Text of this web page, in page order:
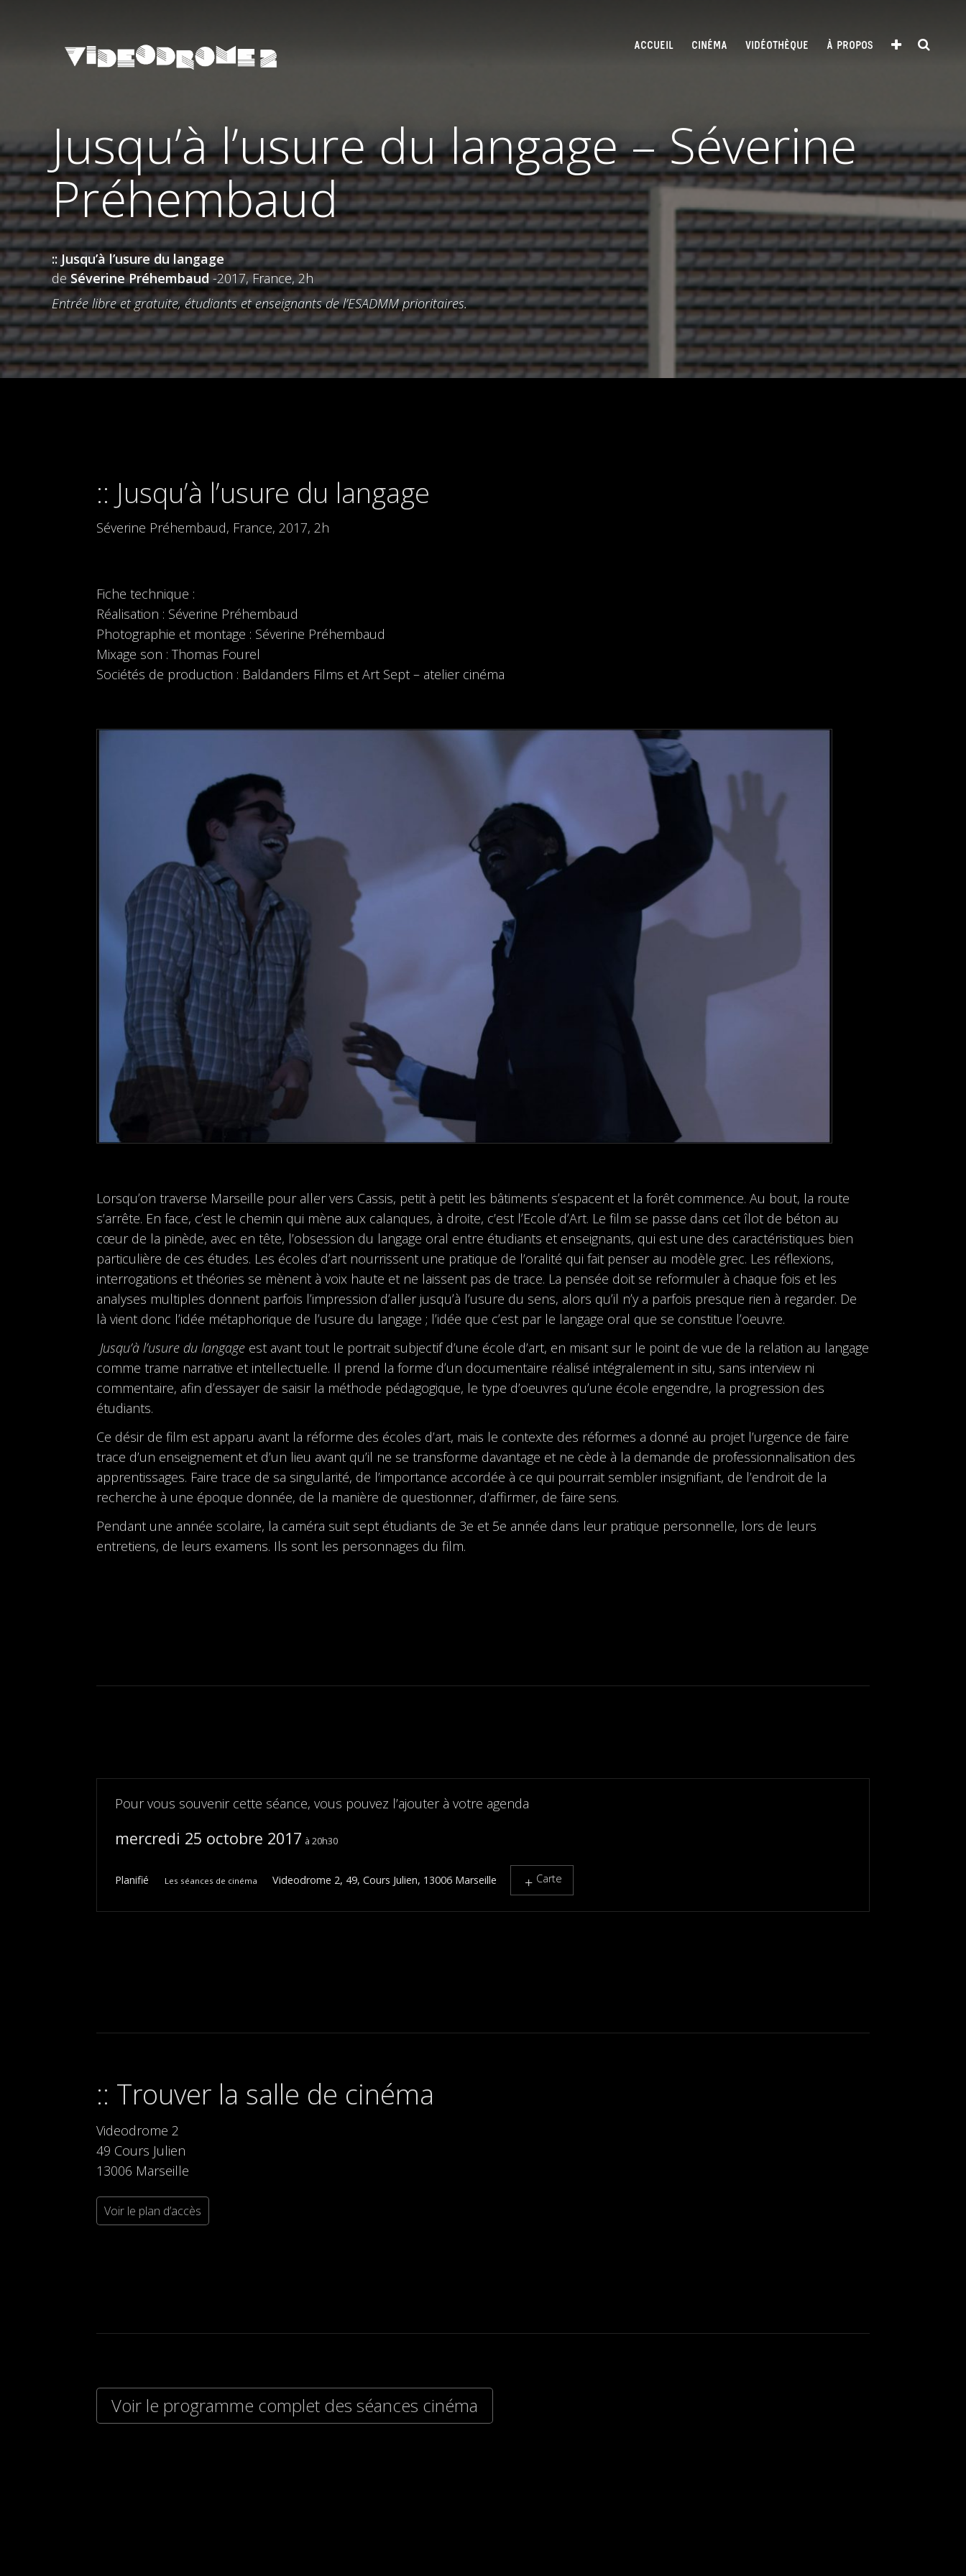
ACCUEIL CINÉMA VIDÉOTHÈQUE À PROPOS
Jusqu’à l’usure du langage – Séverine
Préhembaud
:: Jusqu’à l’usure du langage
deSéverine Préhembaud-2017, France, 2h
Entrée libre et gratuite, étudiants et enseignants de l’ESADMM prioritaires.
Jusqu’à l’usure du langage
Séverine Préhembaud, France, 2017, 2h
Fiche technique :
Réalisation : Séverine Préhembaud
Photographie et montage : Séverine Préhembaud
Mixage son : Thomas Fourel
Sociétés de production : Baldanders Films et Art Sept – atelier cinéma
Lorsquʼon traverse Marseille pour aller vers Cassis, petit à petit les bâtiments sʼespacent et la forêt commence. Au bout, la route
s’arrête. En face, cʼest le chemin qui mène aux calanques, à droite, c’est lʼEcole dʼArt. Le film se passe dans cet îlot de béton au
cœur de la pinède, avec en tête, l’obsession du langage oral entre étudiants et enseignants, qui est une des caractéristiques bien
particulière de ces études. Les écoles dʼart nourrissent une pratique de l’oralité qui fait penser au modèle grec. Les réflexions,
interrogations et théories se mènent à voix haute et ne laissent pas de trace. La pensée doit se reformuler à chaque fois et les
analyses multiples donnent parfois lʼimpression dʼaller jusquʼà lʼusure du sens, alors quʼil nʼy a parfois presque rien à regarder. De
là vient donc lʼidée métaphorique de lʼusure du langage ; lʼidée que cʼest par le langage oral que se constitue lʼoeuvre.
Jusqu’à l’usure du langage est avant tout le portrait subjectif d’une école d’art, en misant sur le point de vue de la relation au langage
comme trame narrative et intellectuelle. Il prend la forme dʼun documentaire réalisé intégralement in situ, sans interview ni
commentaire, afin dʼessayer de saisir la méthode pédagogique, le type d’oeuvres quʼune école engendre, la progression des
étudiants.
Ce désir de film est apparu avant la réforme des écoles d’art, mais le contexte des réformes a donné au projet l’urgence de faire
trace d’un enseignement et d’un lieu avant qu’il ne se transforme davantage et ne cède à la demande de professionnalisation des
apprentissages. Faire trace de sa singularité, de l’importance accordée à ce qui pourrait sembler insignifiant, de l’endroit de la
recherche à une époque donnée, de la manière de questionner, d’affirmer, de faire sens.
Pendant une année scolaire, la caméra suit sept étudiants de 3e et 5e année dans leur pratique personnelle, lors de leurs
entretiens, de leurs examens. Ils sont les personnages du film.
Pour vous souvenir cette séance, vous pouvez l’ajouter à votre agenda
mercredi 25 octobre 2017 20h30
Planifié Les séances de cinéma Videodrome 2, 49, Cours Julien, 13006 Marseille Carte
Trouver la salle de cinéma
Videodrome 2
49 Cours Julien
13006 Marseille
Voir le plan d’accès
Voir le programme complet des séances cinéma